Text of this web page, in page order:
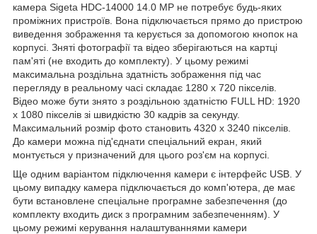
камера Sigeta HDC-14000 14.0 MP не потребує будь-яких
проміжних пристроїв. Вона підключається прямо до пристрою
виведення зображення та керується за допомогою кнопок на
корпусі. Зняті фотографії та відео зберігаються на картці
пам'яті (не входить до комплекту). У цьому режимі
максимальна роздільна здатність зображення під час
перегляду в реальному часі складає 1280 x 720 пікселів.
Відео може бути знято з роздільною здатністю FULL HD: 1920
x 1080 пікселів зі швидкістю 30 кадрів за секунду.
Максимальний розмір фото становить 4320 х 3240 пікселів.
До камери можна під'єднати спеціальний екран, який
монтується у призначений для цього роз'єм на корпусі.
Ще одним варіантом підключення камери є інтерфейс USB. У
цьому випадку камера підключається до комп'ютера, де має
бути встановлене спеціальне програмне забезпечення (до
комплекту входить диск з програмним забезпеченням). У
цьому режимі керування налаштуваннями камери